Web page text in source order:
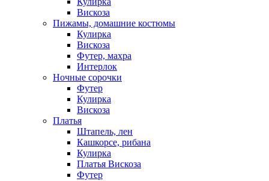
Вискоза
Пижамы, домашние костюмы
Кулирка
Вискоза
Футер, махра
Интерлок
Ночные сорочки
Футер
Кулирка
Вискоза
Платья
Штапель, лен
Кашкорсе, рибана
Кулирка
Платья Вискоза
Футер